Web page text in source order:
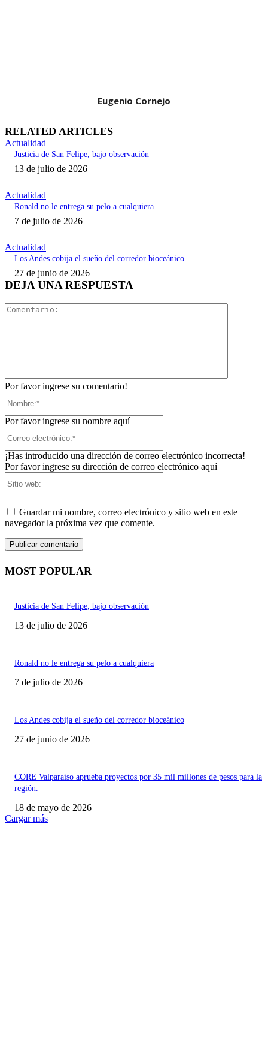
Eugenio Cornejo
RELATED ARTICLES
Actualidad
Justicia de San Felipe, bajo observación
13 de julio de 2026
Actualidad
Ronald no le entrega su pelo a cualquiera
7 de julio de 2026
Actualidad
Los Andes cobija el sueño del corredor bioceánico
27 de junio de 2026
DEJA UNA RESPUESTA
Por favor ingrese su comentario!
Por favor ingrese su nombre aquí
¡Has introducido una dirección de correo electrónico incorrecta!
Por favor ingrese su dirección de correo electrónico aquí
Guardar mi nombre, correo electrónico y sitio web en este
navegador la próxima vez que comente.
MOST POPULAR
Justicia de San Felipe, bajo observación
13 de julio de 2026
Ronald no le entrega su pelo a cualquiera
7 de julio de 2026
Los Andes cobija el sueño del corredor bioceánico
27 de junio de 2026
CORE Valparaíso aprueba proyectos por 35 mil millones de pesos para la
región.
18 de mayo de 2026
Cargar más